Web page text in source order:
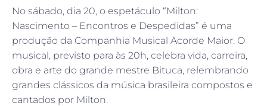
No sábado, dia 20, o espetáculo “Milton:
Nascimento – Encontros e Despedidas” é uma
produção da Companhia Musical Acorde Maior. O
musical, previsto para às 20h, celebra vida, carreira,
obra e arte do grande mestre Bituca, relembrando
grandes clássicos da música brasileira compostos e
cantados por Milton.